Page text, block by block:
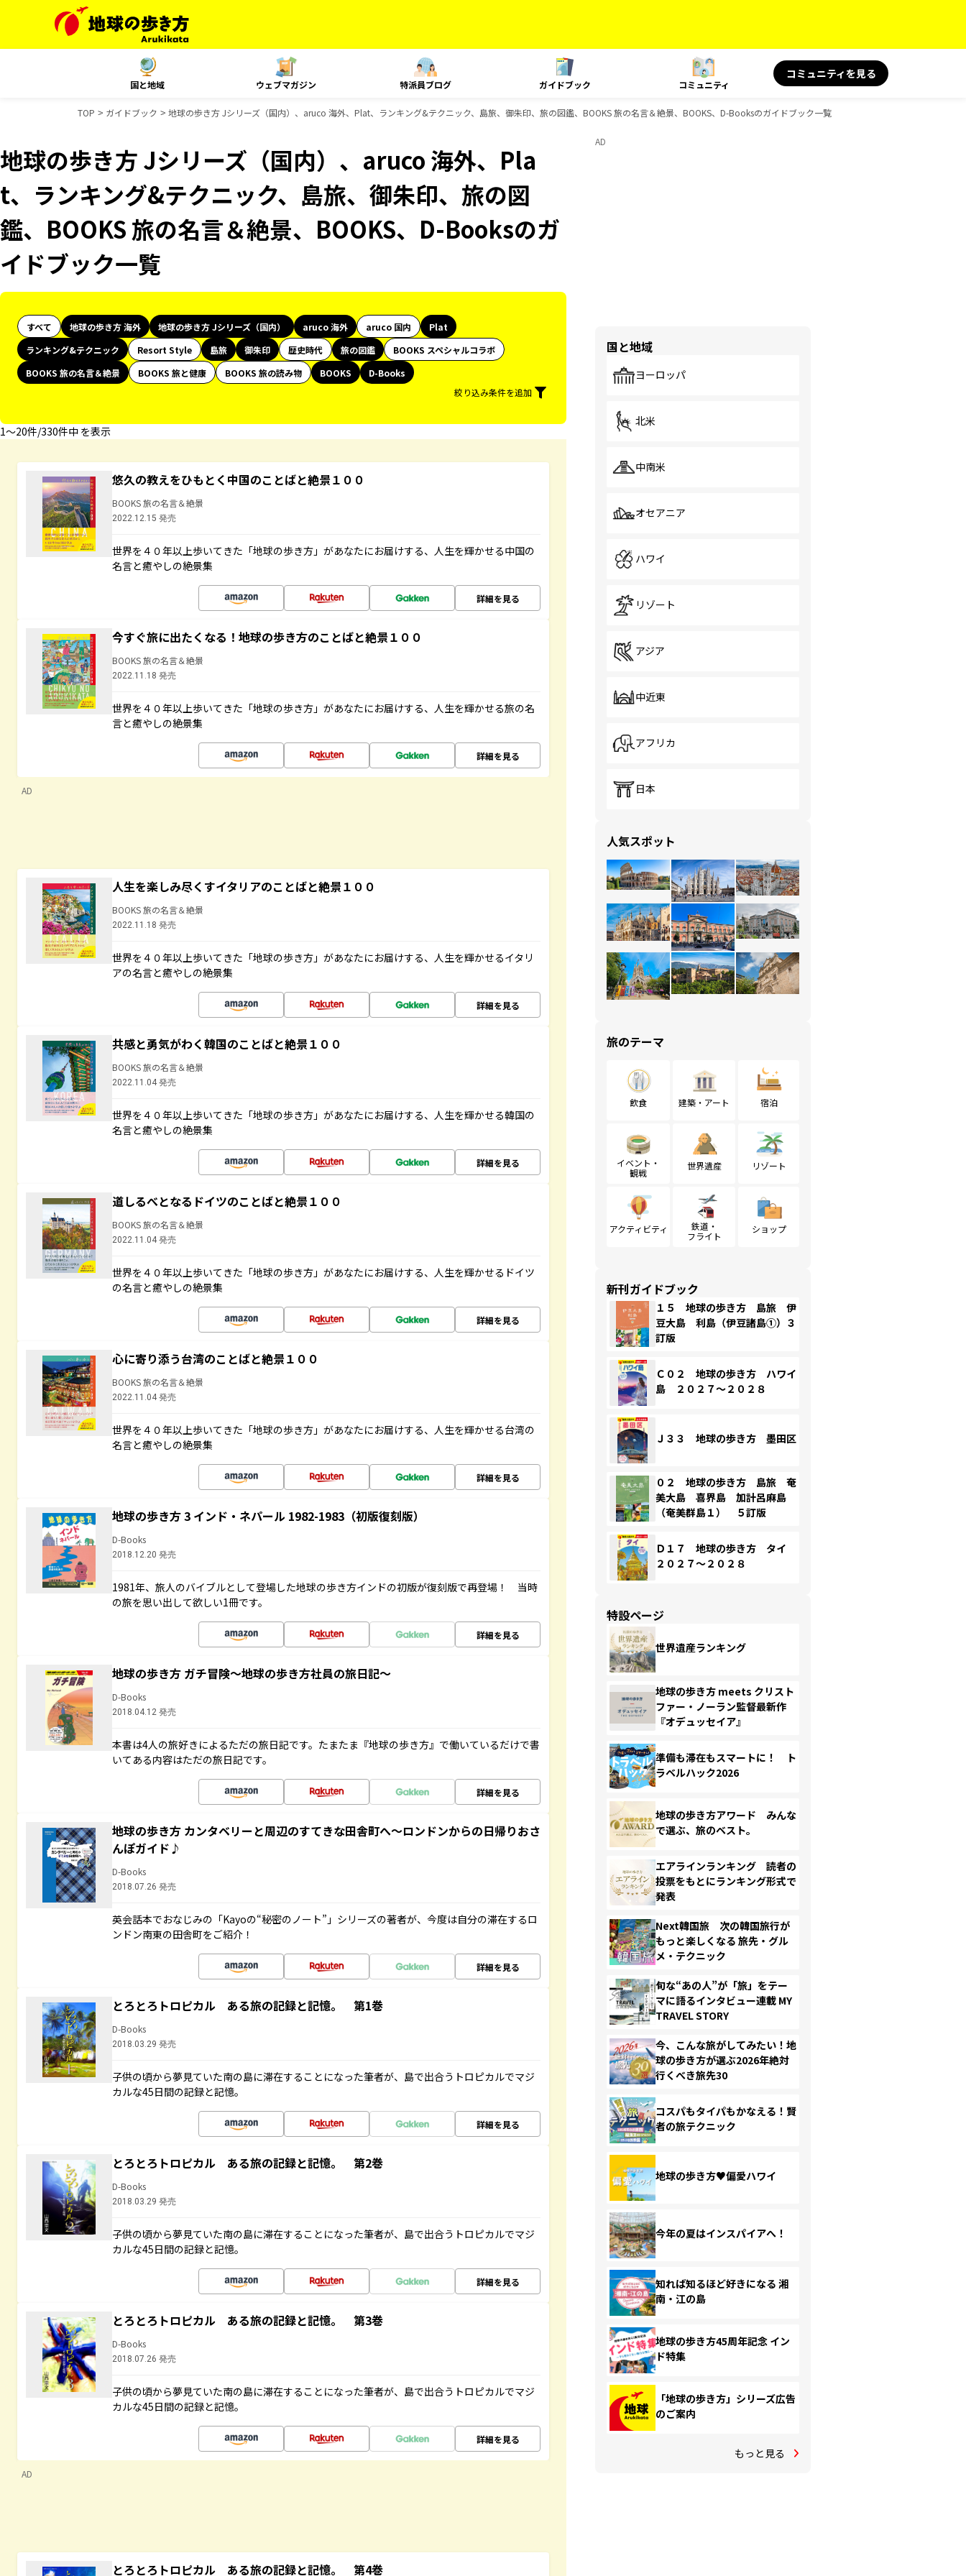
国と地域 ウェブマガジン 特派員ブログ ガイドブック コミュニティ
コミュニティを見る
TOP ガイドブック 地球の歩き方 Jシリーズ（国内）、aruco 海外、Plat、ランキング&テクニック、島旅、御朱印、旅の図鑑、BOOKS 旅の名言＆絶景、BOOKS、D-Booksのガイドブック一覧
地球の歩き方 Jシリーズ（国内）、aruco 海外、Pla
t、ランキング&テクニック、島旅、御朱印、旅の図
鑑、BOOKS 旅の名言＆絶景、BOOKS、D-Booksのガ
イドブック一覧
すべて 地球の歩き方 海外 地球の歩き方 Jシリーズ（国内） aruco 海外 aruco 国内
Plat
ランキング&テクニック
Resort Style 島旅 御朱印 歴史時代 旅の図鑑
BOOKS スペシャルコラボ
BOOKS 旅の名言＆絶景
BOOKS 旅と健康 BOOKS 旅の読み物 BOOKS
D-Books
絞り込み条件を追加
1〜20件/330件中 を表示
悠久の教えをひもとく中国のことばと絶景１００
BOOKS 旅の名言＆絶景
2022.12.15 発売
世界を４０年以上歩いてきた「地球の歩き方」があなたにお届けする、人生を輝かせる中国の
名言と癒やしの絶景集
詳細を見る
今すぐ旅に出たくなる！地球の歩き方のことばと絶景１００
BOOKS 旅の名言＆絶景
2022.11.18 発売
世界を４０年以上歩いてきた「地球の歩き方」があなたにお届けする、人生を輝かせる旅の名
言と癒やしの絶景集
詳細を見る
AD
人生を楽しみ尽くすイタリアのことばと絶景１００
BOOKS 旅の名言＆絶景
2022.11.18 発売
世界を４０年以上歩いてきた「地球の歩き方」があなたにお届けする、人生を輝かせるイタリ
アの名言と癒やしの絶景集
詳細を見る
共感と勇気がわく韓国のことばと絶景１００
BOOKS 旅の名言＆絶景
2022.11.04 発売
世界を４０年以上歩いてきた「地球の歩き方」があなたにお届けする、人生を輝かせる韓国の
名言と癒やしの絶景集
詳細を見る
道しるべとなるドイツのことばと絶景１００
BOOKS 旅の名言＆絶景
2022.11.04 発売
世界を４０年以上歩いてきた「地球の歩き方」があなたにお届けする、人生を輝かせるドイツ
の名言と癒やしの絶景集
詳細を見る
心に寄り添う台湾のことばと絶景１００
BOOKS 旅の名言＆絶景
2022.11.04 発売
世界を４０年以上歩いてきた「地球の歩き方」があなたにお届けする、人生を輝かせる台湾の
名言と癒やしの絶景集
詳細を見る
地球の歩き方 3 インド・ネパール 1982-1983（初版復刻版）
D-Books
2018.12.20 発売
1981年、旅人のバイブルとして登場した地球の歩き方インドの初版が復刻版で再登場！ 当時
の旅を思い出して欲しい1冊です。
詳細を見る
地球の歩き方 ガチ冒険～地球の歩き方社員の旅日記～
D-Books
2018.04.12 発売
本書は4人の旅好きによるただの旅日記です。たまたま『地球の歩き方』で働いているだけで書
いてある内容はただの旅日記です。
詳細を見る
地球の歩き方 カンタベリーと周辺のすてきな田舎町へ～ロンドンからの日帰りおさ
んぽガイド♪
D-Books
2018.07.26 発売
英会話本でおなじみの「Kayoの“秘密のノート”」シリーズの著者が、今度は自分の滞在するロ
ンドン南東の田舎町をご紹介！
詳細を見る
とろとろトロピカル ある旅の記録と記憶。 第1巻
D-Books
2018.03.29 発売
子供の頃から夢見ていた南の島に滞在することになった筆者が、島で出合うトロピカルでマジ
カルな45日間の記録と記憶。
詳細を見る
とろとろトロピカル ある旅の記録と記憶。 第2巻
D-Books
2018.03.29 発売
子供の頃から夢見ていた南の島に滞在することになった筆者が、島で出合うトロピカルでマジ
カルな45日間の記録と記憶。
詳細を見る
とろとろトロピカル ある旅の記録と記憶。 第3巻
D-Books
2018.07.26 発売
子供の頃から夢見ていた南の島に滞在することになった筆者が、島で出合うトロピカルでマジ
カルな45日間の記録と記憶。
詳細を見る
AD
とろとろトロピカル ある旅の記録と記憶。 第4巻
AD
国と地域
ヨーロッパ
北米
中南米
オセアニア
ハワイ
リゾート
アジア
中近東
アフリカ
日本
人気スポット
旅のテーマ
飲食 建築・アート 宿泊
イベント・
観戦
世界遺産 リゾート
アクティビティ
鉄道・
フライト
ショップ
新刊ガイドブック
１５ 地球の歩き方 島旅 伊
豆大島 利島（伊豆諸島①）３
訂版
Ｃ０２ 地球の歩き方 ハワイ
島 ２０２７～２０２８
Ｊ３３ 地球の歩き方 墨田区
０２ 地球の歩き方 島旅 奄
美大島 喜界島 加計呂麻島
（奄美群島１） ５訂版
Ｄ１７ 地球の歩き方 タイ
２０２７～２０２８
特設ページ
世界遺産ランキング
地球の歩き方 meets クリスト
ファー・ノーラン監督最新作
『オデュッセイア』
準備も滞在もスマートに！ ト
ラベルハック2026
地球の歩き方アワード みんな
で選ぶ、旅のベスト。
エアラインランキング 読者の
投票をもとにランキング形式で
発表
Next韓国旅 次の韓国旅行が
もっと楽しくなる 旅先・グル
メ・テクニック
旬な“あの人”が「旅」をテー
マに語るインタビュー連載 MY
TRAVEL STORY
今、こんな旅がしてみたい！地
球の歩き方が選ぶ2026年絶対
行くべき旅先30
コスパもタイパもかなえる！賢
者の旅テクニック
地球の歩き方♥偏愛ハワイ
今年の夏はインスパイアへ！
知れば知るほど好きになる 湘
南・江の島
地球の歩き方45周年記念 イン
ド特集
「地球の歩き方」シリーズ広告
のご案内
もっと見る